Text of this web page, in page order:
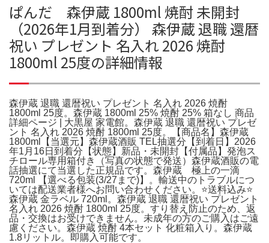
ぱんだ 森伊蔵 1800ml 焼酎 未開封
（2026年1月到着分） 森伊蔵 退職 還暦
祝い プレゼント 名入れ 2026 焼酎
1800ml 25度の詳細情報
森伊蔵 退職 還暦祝い プレゼント 名入れ 2026 焼酎
1800ml 25度。森伊蔵 1800ml 25% 焼酎 25% 箱なし 商品
詳細ページ | 大黒屋 家電館。森伊蔵 退職 還暦祝い プレゼ
ント 名入れ 2026 焼酎 1800ml 25度。【商品名】森伊蔵
1800ml【当選元】森伊蔵酒販 TEL抽選分【到着日】2026
年1月16日到着分【状態】新品・未開封【付属品】発泡ス
チロール専用箱付き（写真の状態で発送）森伊蔵酒販の電
話抽選にて当選した正規品です。森伊蔵 極上の一滴
720ml 【選べる包装(3/27まで)】。輸送中のトラブルにつ
いては配送業者様へお問い合わせください。⭐️送料込み⭐️
森伊蔵 金ラベル 720ml。森伊蔵 退職 還暦祝い プレゼント
名入れ 2026 焼酎 1800ml 25度。すり替え防止のため、返
品・交換はお受けできません。未成年の方のご購入はご遠
慮ください。森伊蔵 焼酎 4本セット 化粧箱入り。森伊蔵
1.8リットル。即購入可能です。